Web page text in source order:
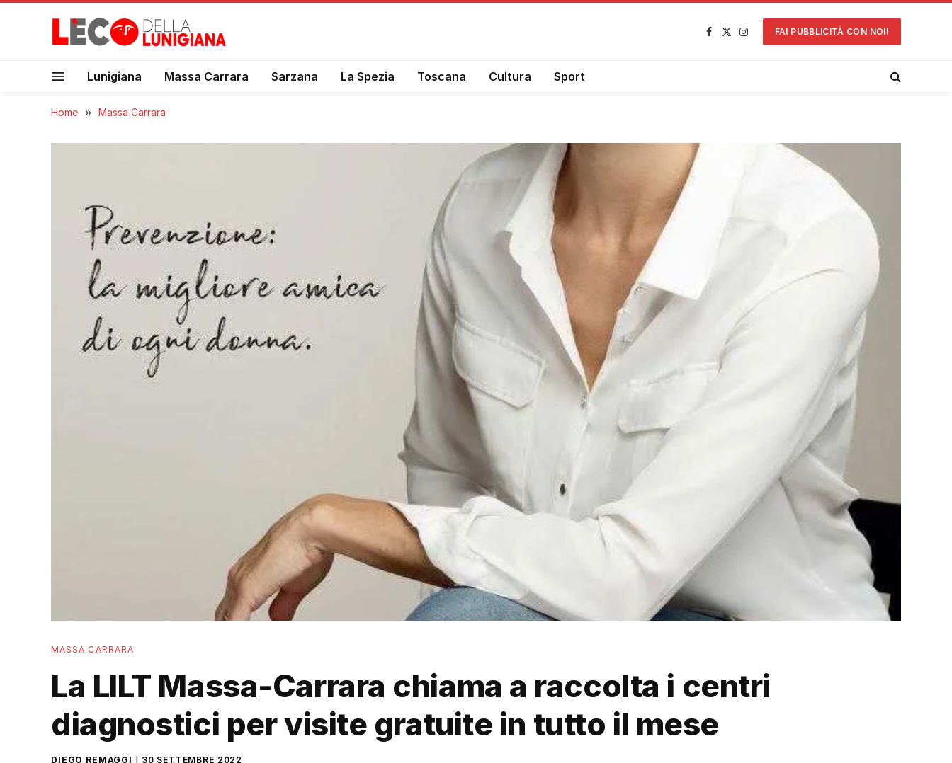
Facebook
X
Instagram
FAI PUBBLICITÀ CON NOI!
Lunigiana Massa Carrara Sarzana La Spezia Toscana Cultura Sport
Home » Massa Carrara
MASSA CARRARA
La LILT Massa-Carrara chiama a raccolta i centri
diagnostici per visite gratuite in tutto il mese
DIEGO REMAGGI 30 SETTEMBRE 2022